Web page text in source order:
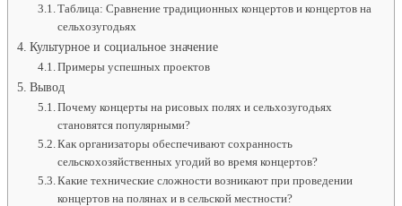
Таблица: Сравнение традиционных концертов и концертов на
сельхозугодьях
Культурное и социальное значение
Примеры успешных проектов
Вывод
Почему концерты на рисовых полях и сельхозугодьях
становятся популярными?
Как организаторы обеспечивают сохранность
сельскохозяйственных угодий во время концертов?
Какие технические сложности возникают при проведении
концертов на полянах и в сельской местности?